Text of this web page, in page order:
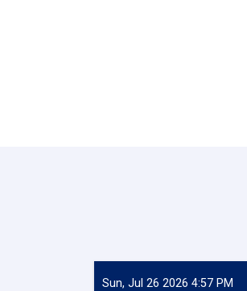
Sun, Jul 26 2026 4:57 PM